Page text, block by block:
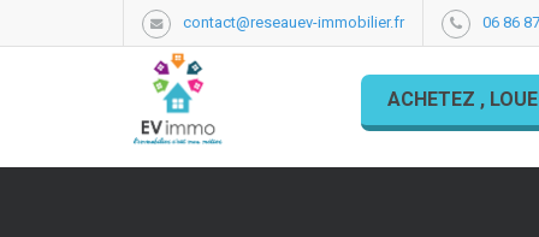
contact@reseauev-immobilier.fr 06 86
ACHETEZ ,